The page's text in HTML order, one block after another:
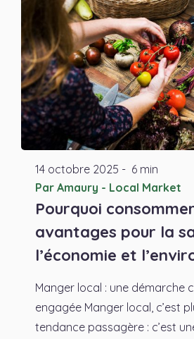
14 octobre 2025 - 6 min
Par Amaury - Local Market
Pourquoi
avantages pour la
l’économie et
Manger local : une démarche
engagée Manger local, c’est
tendance passagère : c’est